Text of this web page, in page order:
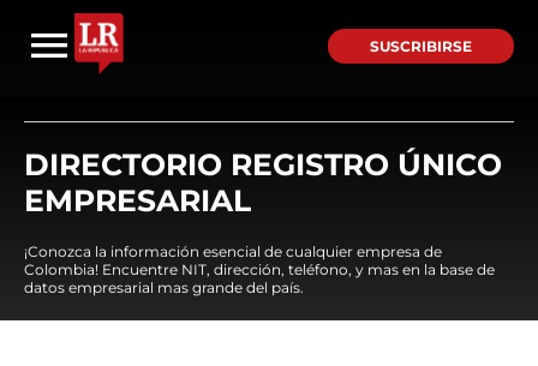
SUSCRIBIRSE
DIRECTORIO REGISTRO ÚNICO
EMPRESARIAL
¡Conozca la información esencial de cualquier empresa de
Colombia! Encuentre NIT, dirección, teléfono, y mas en la base de
datos empresarial mas grande del país.